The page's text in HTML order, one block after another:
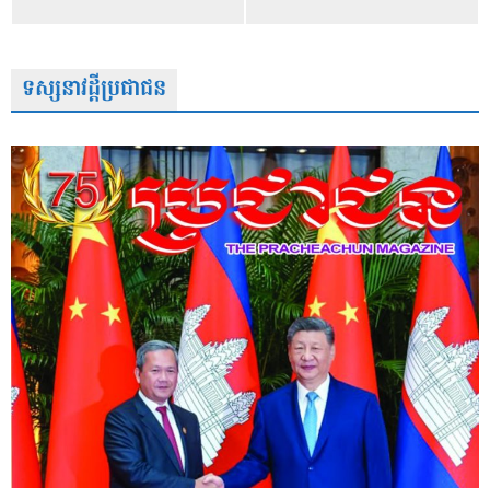
ទស្សនាវដ្តីប្រជាជន